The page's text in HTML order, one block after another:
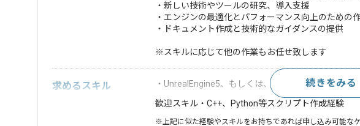
・新しい技術やツールの研究、導入支援
・エンジンの最適化とパフォーマンス向上のための
・ドキュメント作成と技術的なガイダンスの提供
※スキルに応じて他の作業もお任せ致します
求めるスキル
・UnrealEngine5、もしくは、UnrealEngine4ににお
歓迎スキル ・C++、Python等スクリプト作成経験
※上記に似た経験やスキルをお持ちであれば申し込み可能な
続きをみる